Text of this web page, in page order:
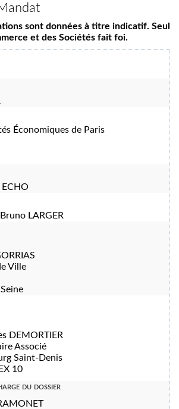
sont données à titre indicatif. Seul
et des Sociétés fait foi.
Économiques de Paris
LARGER
Ville
DEMORTIER
Associé
Saint-Denis
10
du dossier